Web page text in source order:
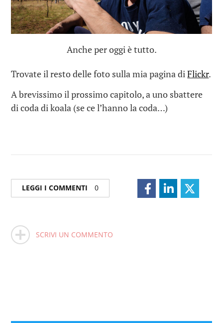
Anche per oggi è tutto.
Trovate il resto delle foto sulla mia pagina diFlickr.
A brevissimo il prossimo capitolo, a uno sbattere
di coda di koala (se ce l’hanno la coda…)
LEGGI I COMMENTI 0
SCRIVI UN COMMENTO